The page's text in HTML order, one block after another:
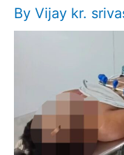
By Vijay kr.